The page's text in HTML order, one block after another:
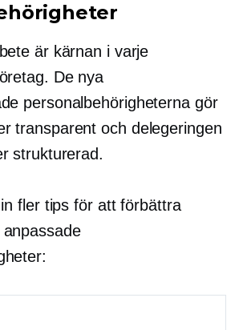
är kärnan i varje
De nya
personalbehörigheterna gör
transparent och delegeringen
strukturerad.
fler tips för att förbättra